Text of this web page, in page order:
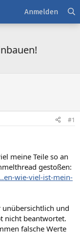
Anmelden
#1
meine Teile so an
gestoßen:
wie-viel-ist-mein-
unübersichtlich und
nicht beantwortet.
falsche Werte